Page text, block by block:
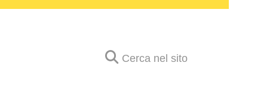
Cerca nel sito